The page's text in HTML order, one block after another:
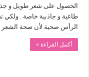
الحصول على شعر طويل و
طاغية و جاذبية خاصة .
الرأس صحية لأن صحة
أكمل القراءة »